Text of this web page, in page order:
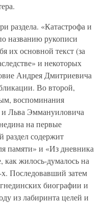
раздела. «Катастрофа и
названию рукописи
их основной текст (за
и некоторых
Андрея Дмитриевича
Во второй,
воспоминания
Льва Эммануиловича
на первые
раздел содержит
памяти» и «Из дневника
жилось-думалось на
Последовавший затем
биографии и
из лабиринта целей и